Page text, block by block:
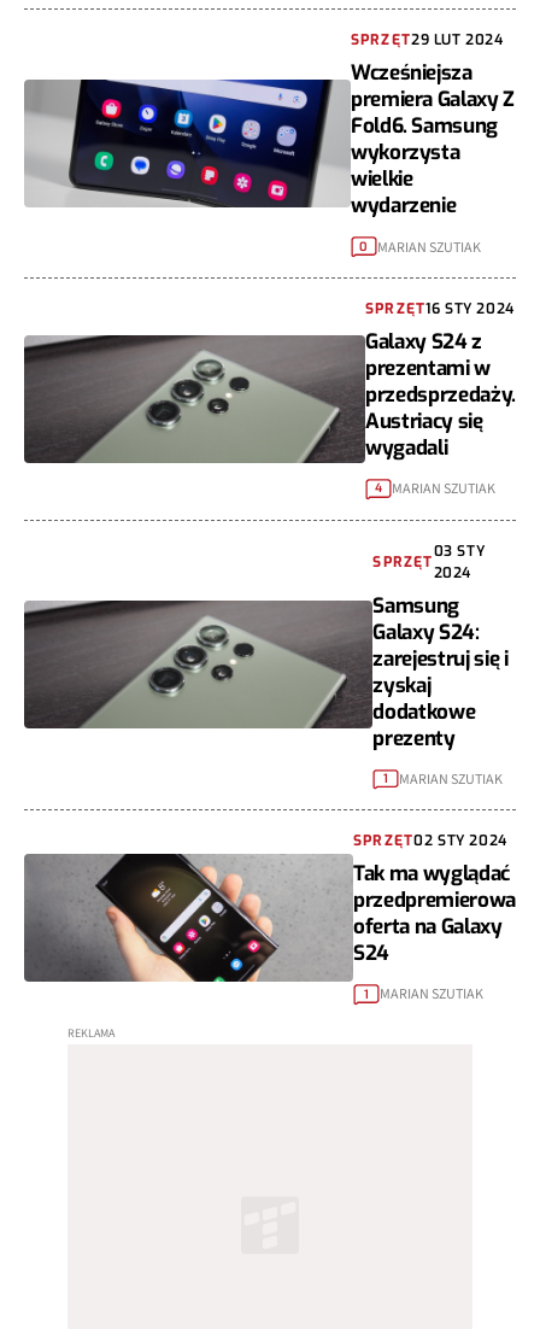
SPRZĘT29 LUT 2024
Wcześniejsza
premiera Galaxy Z
Fold6. Samsung
wykorzysta
wielkie
wydarzenie
0 MARIAN SZUTIAK
SPRZĘT16 STY 2024
Galaxy S24 z
prezentami w
przedsprzedaży.
Austriacy się
wygadali
4 MARIAN SZUTIAK
SPRZĘT
03 STY
2024
Samsung
Galaxy S24:
zarejestruj się i
zyskaj
dodatkowe
prezenty
1 MARIAN SZUTIAK
SPRZĘT02 STY 2024
Tak ma wyglądać
przedpremierowa
oferta na Galaxy
S24
1 MARIAN SZUTIAK